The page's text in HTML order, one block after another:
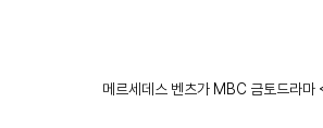
메르세데스 벤츠가 MBC 금토드라마